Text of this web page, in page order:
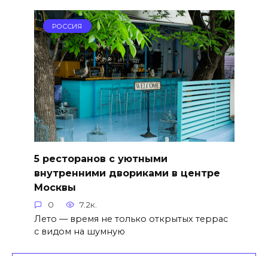
РОССИЯ
5 ресторанов с уютными
внутренними двориками в центре
Москвы
0 7.2к.
Лето — время не только открытых террас
с видом на шумную